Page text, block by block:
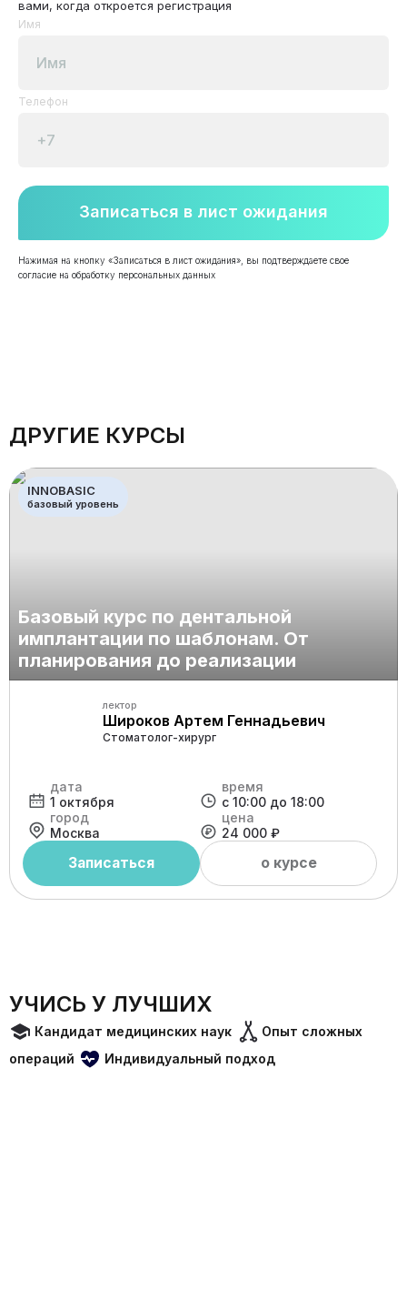
вами, когда откроется регистрация
Имя
Телефон
Записаться в лист ожидания
Нажимая на кнопку «Записаться в лист ожидания», вы подтверждаете свое
согласие на обработку персональных данных
ДРУГИЕ КУРСЫ
INNOBASIC
базовый уровень
Базовый курс по дентальной
имплантации по шаблонам. От
планирования до реализации
лектор
Широков Артем Геннадьевич
Стоматолог-хирург
дата
1 октября
время
с 10:00 до 18:00
город
Москва
цена
24 000 ₽
Записаться о курсе
УЧИСЬ У ЛУЧШИХ
Кандидат медицинских наук
Опыт сложных
операций
Индивидуальный подход